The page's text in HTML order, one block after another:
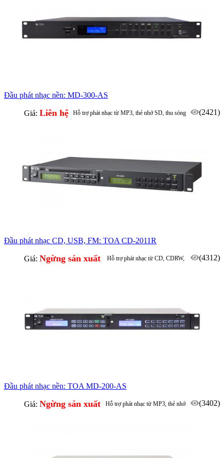
Đầu phát nhạc nền: MD-300-AS
Giá: Liên hệ (2421)
Hỗ trợ phát nhạc từ MP3, thẻ nhớ SD, thu sóng
Đầu phát nhạc CD, USB, FM: TOA CD-2011R
Giá: Ngừng sản xuất (4312)
Hỗ trợ phát nhạc từ CD, CDRW,
Đầu phát nhạc nền: TOA MD-200-AS
Giá: Ngừng sản xuất (3402)
Hỗ trợ phát nhạc từ MP3, thẻ nhớ